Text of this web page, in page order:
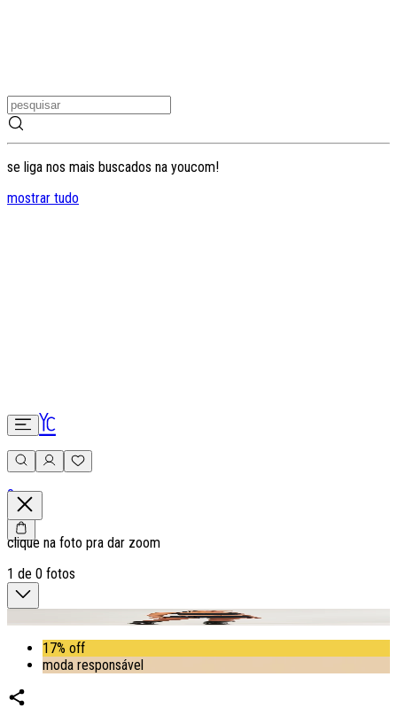
se liga nos mais buscados na youcom!
mostrar tudo
0
clique na foto pra dar zoom
1 de 0 fotos
17% off
moda responsável